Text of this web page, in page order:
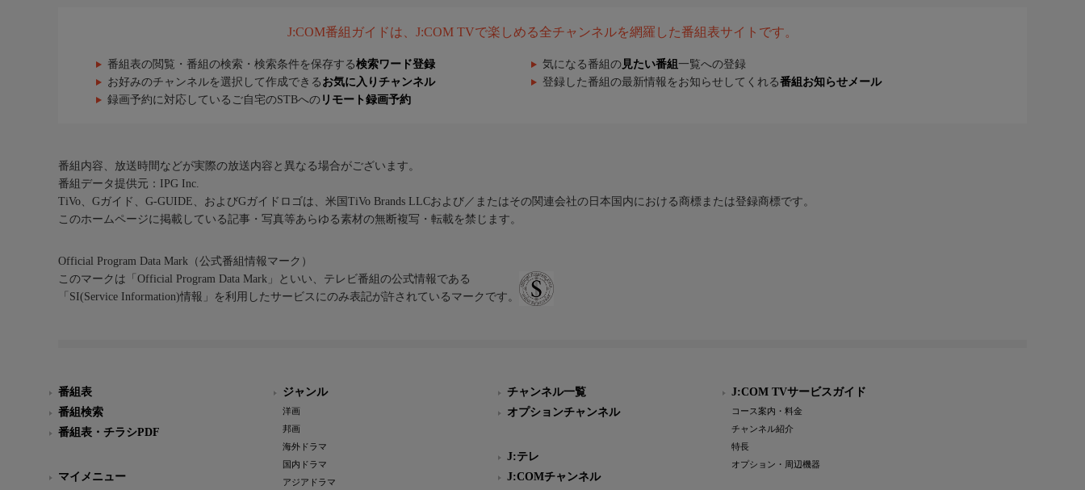
J:COM番組ガイドは、J:COM TVで楽しめる全チャンネルを網羅した番組表サイトです。
番組表の閲覧・番組の検索・検索条件を保存する検索ワード登録 気になる番組の 見たい番組 一覧への登録
お好みのチャンネルを選択して作成できる お気に入りチャンネル 登録した番組の最新情報をお知らせしてくれる番組お知らせメール
録画予約に対応しているご自宅のSTBへの リモート録画予約
番組内容、放送時間などが実際の放送内容と異なる場合がございます。
番組データ提供元：IPG Inc.
TiVo、Gガイド、G-GUIDE、およびGガイドロゴは、米国TiVo Brands LLCおよび／またはその関連会社の日本国内における商標または登録商標です。
このホームページに掲載している記事・写真等あらゆる素材の無断複写・転載を禁じます。
Official Program Data Mark（公式番組情報マーク）
このマークは「Official Program Data Mark」といい、テレビ番組の公式情報である
「SI(Service Information)情報」を利用したサービスにのみ表記が許されているマークです。
番組表
番組検索
番組表・チラシPDF
マイメニュー
ジャンル
洋画
邦画
海外ドラマ
国内ドラマ
アジアドラマ
チャンネル一覧
オプションチャンネル
J:テレ
J:COMチャンネル
J:COM TVサービスガイド
コース案内・料金
チャンネル紹介
特長
オプション・周辺機器